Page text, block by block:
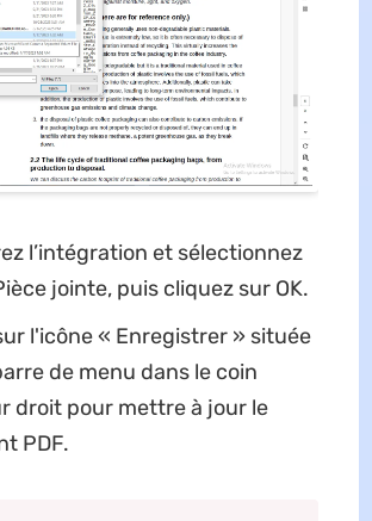
l’intégration et sélectionnez
jointe, puis cliquez sur OK.
l'icône « Enregistrer » située
de menu dans le coin
droit pour mettre à jour le
PDF.